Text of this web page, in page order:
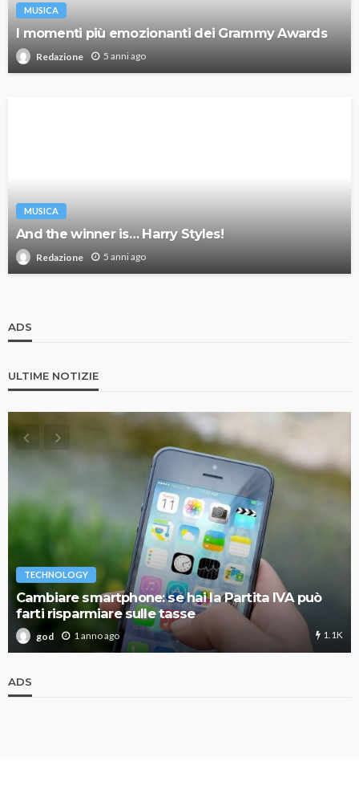
MUSICA
I momenti più emozionanti dei Grammy Awards
Redazione 5 anni ago
MUSICA
And the winner is… Harry Styles!
Redazione 5 anni ago
ADS
ULTIME NOTIZIE
TECHNOLOGY
Cambiare smartphone: se hai la Partita IVA può
farti risparmiare sulle tasse
god 1 anno ago 1.1K
ADS